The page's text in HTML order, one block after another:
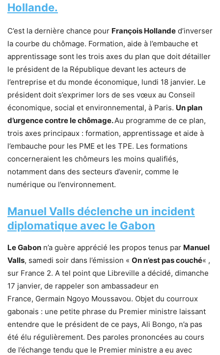
Hollande.
C’est la dernière chance pour François Hollande d’inverser
la courbe du chômage. Formation, aide à l’embauche et
apprentissage sont les trois axes du plan que doit détailler
le président de la République devant les acteurs de
l’entreprise et du monde économique, lundi 18 janvier. Le
président doit s’exprimer lors de ses vœux au Conseil
économique, social et environnemental, à Paris. Un plan
d’urgence contre le chômage.Au programme de ce plan,
trois axes principaux : formation, apprentissage et aide à
l’embauche pour les PME et les TPE. Les formations
concerneraient les chômeurs les moins qualifiés,
notamment dans des secteurs d’avenir, comme le
numérique ou l’environnement.
Manuel Valls déclenche un incident
diplomatique avec le Gabon
Le Gabon n’a guère apprécié les propos tenus par Manuel
Valls, samedi soir dans l’émission « On n’est pas couché« ,
sur France 2. A tel point que Libreville a décidé, dimanche
17 janvier, de rappeler son ambassadeur en
France, Germain Ngoyo Moussavou. Objet du courroux
gabonais : une petite phrase du Premier ministre laissant
entendre que le président de ce pays, Ali Bongo, n’a pas
été élu régulièrement. Des paroles prononcées au cours
de l’échange tendu que le Premier ministre a eu avec